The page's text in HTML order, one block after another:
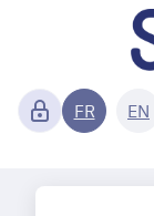
FR EN